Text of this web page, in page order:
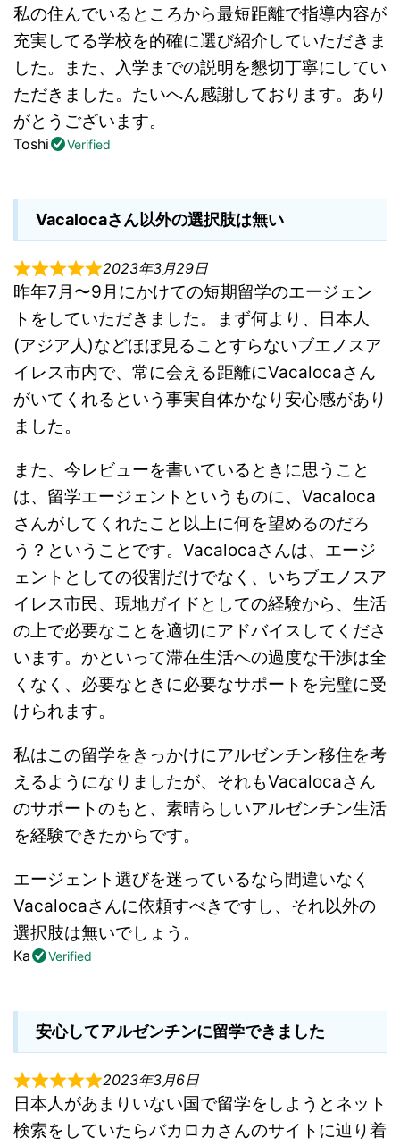
私の住んでいるところから最短距離で指導内容が
充実してる学校を的確に選び紹介していただきま
した。また、入学までの説明を懇切丁寧にしてい
ただきました。たいへん感謝しております。あり
がとうございます。
Toshi Verified
Vacalocaさん以外の選択肢は無い
2023年3月29日
昨年7月〜9月にかけての短期留学のエージェン
トをしていただきました。まず何より、日本人
(アジア人)などほぼ見ることすらないブエノスア
イレス市内で、常に会える距離にVacalocaさん
がいてくれるという事実自体かなり安心感があり
ました。
また、今レビューを書いているときに思うこと
は、留学エージェントというものに、Vacaloca
さんがしてくれたこと以上に何を望めるのだろ
う？ということです。Vacalocaさんは、エージ
ェントとしての役割だけでなく、いちブエノスア
イレス市民、現地ガイドとしての経験から、生活
の上で必要なことを適切にアドバイスしてくださ
います。かといって滞在生活への過度な干渉は全
くなく、必要なときに必要なサポートを完璧に受
けられます。
私はこの留学をきっかけにアルゼンチン移住を考
えるようになりましたが、それもVacalocaさん
のサポートのもと、素晴らしいアルゼンチン生活
を経験できたからです。
エージェント選びを迷っているなら間違いなく
Vacalocaさんに依頼すべきですし、それ以外の
選択肢は無いでしょう。
Ka Verified
安心してアルゼンチンに留学できました
2023年3月6日
日本人があまりいない国で留学をしようとネット
検索をしていたらバカロカさんのサイトに辿り着